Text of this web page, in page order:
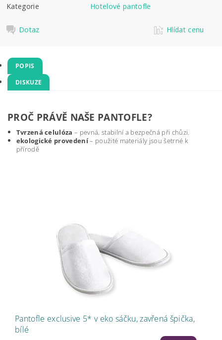
Kategorie
Hotelové pantofle
Dotaz Hlídat cenu
POPIS
DISKUZE
PROČ PRÁVĚ NAŠE PANTOFLE?
Tvrzená celulóza – pevná, stabilní a bezpečná při chůzi.
ekologické provedení– použité materiály jsou šetrné k
přírodě
Pantofle exclusive 5* v eko sáčku, zavřená špička,
bílé